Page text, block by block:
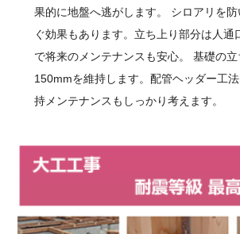
果的に地盤へ逃がします。 シロアリを
ぐ効果もあります。立ち上り部分は人通
で将来のメンテナンスも安心。 基礎の
150mmを維持します。配管ヘッダー工
持メンテナンスもしっかり考えます。